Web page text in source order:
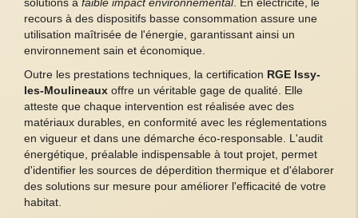
recours à des dispositifs basse consommation assure une
utilisation maîtrisée de l'énergie, garantissant ainsi un
environnement sain et économique.
Outre les prestations techniques, la certification RGE Issy-
les-Moulineaux offre un véritable gage de qualité. Elle
atteste que chaque intervention est réalisée avec des
matériaux durables, en conformité avec les réglementations
en vigueur et dans une démarche éco-responsable. L'audit
énergétique, préalable indispensable à tout projet, permet
d'identifier les sources de déperdition thermique et d'élaborer
des solutions sur mesure pour améliorer l'efficacité de votre
habitat.